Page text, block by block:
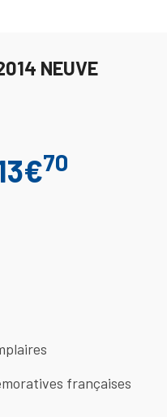
NEUVE
70
françaises